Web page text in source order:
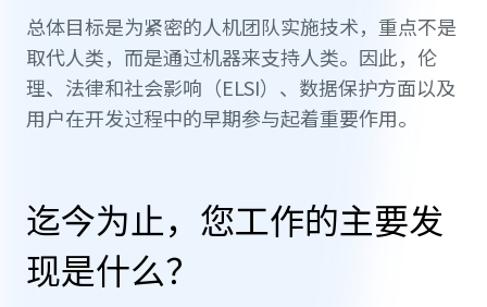
总体目标是为紧密的人机团队实施技术，重点不是
取代人类，而是通过机器来支持人类。因此，伦
理、法律和社会影响（ELSI）、数据保护方面以及
用户在开发过程中的早期参与起着重要作用。
迄今为止，您工作的主要发
现是什么？